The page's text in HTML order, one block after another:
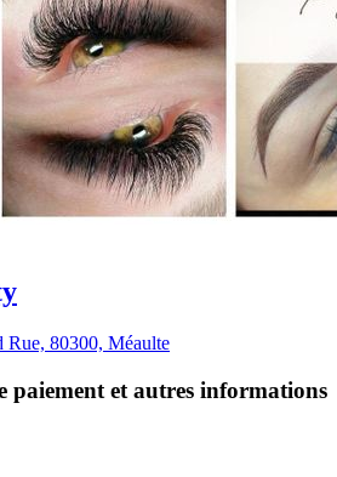
Rue, 80300, Méaulte
paiement et autres informations